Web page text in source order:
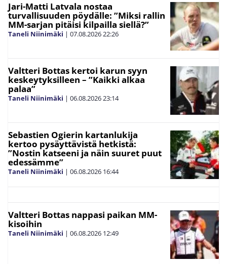
Jari-Matti Latvala nostaa
turvallisuuden pöydälle: ”Miksi rallin
MM-sarjan pitäisi kilpailla siellä?”
Taneli Niinimäki | 07.08.202622:26
Valtteri Bottas kertoi karun syyn
keskeytyksilleen – ”Kaikki alkaa
palaa”
Taneli Niinimäki | 06.08.202623:14
Sebastien Ogierin kartanlukija
kertoo pysäyttävistä hetkistä:
”Nostin katseeni ja näin suuret puut
edessämme”
Taneli Niinimäki | 06.08.2026 16:44
Valtteri Bottas nappasi paikan MM-
kisoihin
Taneli Niinimäki | 06.08.2026 12:49